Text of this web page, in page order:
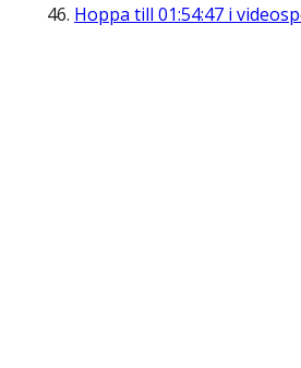
Hoppa till 01:54:47 i